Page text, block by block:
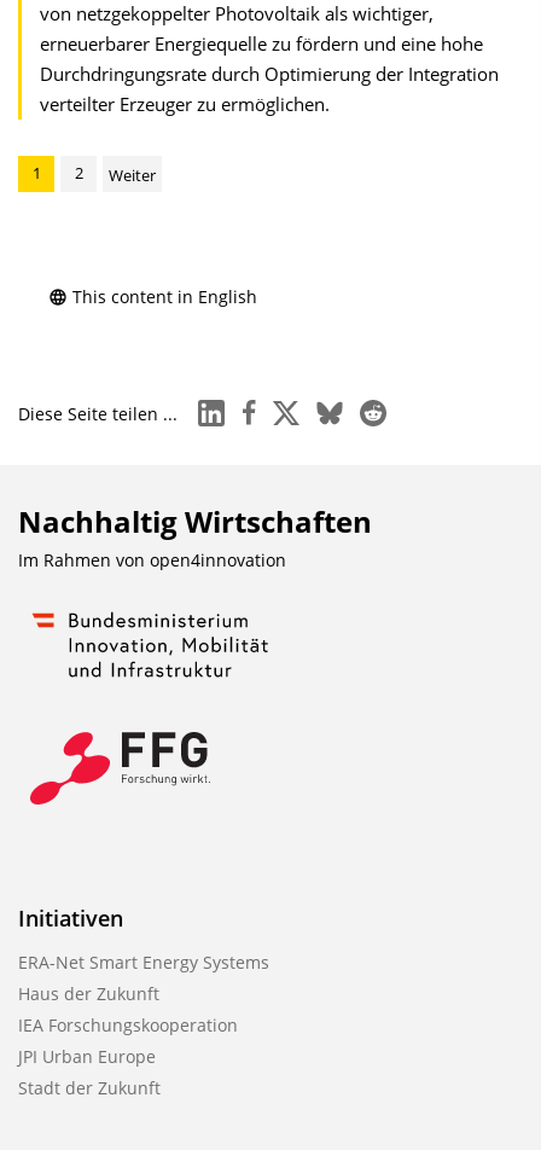
von netzgekoppelter Photovoltaik als wichtiger,
erneuerbarer Energiequelle zu fördern und eine hohe
Durchdringungsrate durch Optimierung der Integration
verteilter Erzeuger zu ermöglichen.
1 2 Weiter
This content in English
Diese Seite teilen ... linkedinfacebook
x blueskyreddit
Nachhaltig Wirtschaften
Im Rahmen von open4innovation
Initiativen
ERA-Net Smart Energy Systems
Haus der Zukunft
IEA Forschungskooperation
JPI Urban Europe
Stadt der Zukunft